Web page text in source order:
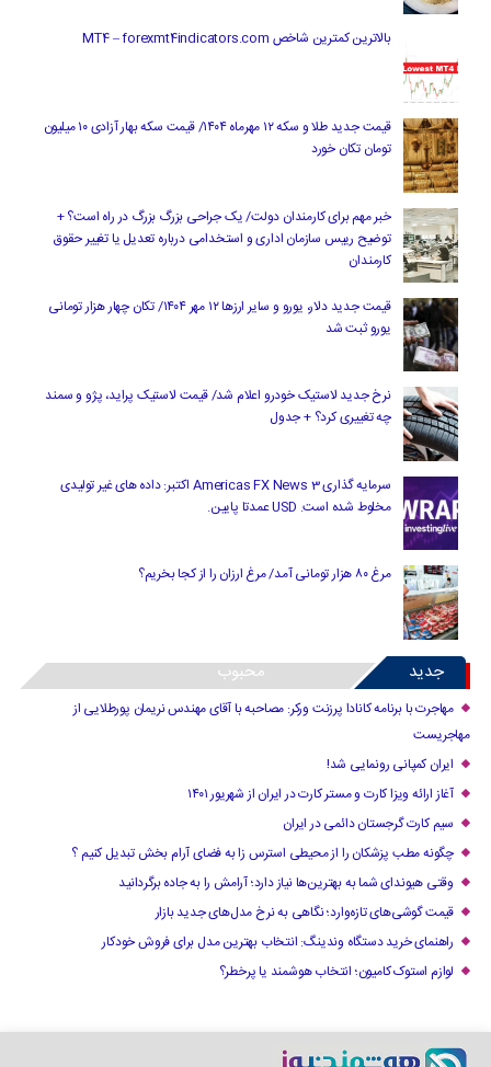
بالاترین کمترین شاخص MT4 – forexmt4indicators.com
قیمت جدید طلا و سکه ۱۲ مهرماه ۱۴۰۴/ قیمت سکه بهار آزادی ۱۰ میلیون
تومان تکان خورد
خبر مهم برای کارمندان دولت/ یک جراحی بزرگ بزرگ در راه است؟ +
توضیح رییس سازمان اداری و استخدامی درباره تعدیل یا تغییر حقوق
کارمندان
قیمت جدید دلار، یورو و سایر ارزها ۱۲ مهر ۱۴۰۴/ تکان چهار هزار تومانی
یورو ثبت شد
نرخ جدید لاستیک خودرو اعلام شد/ قیمت لاستیک پراید، پژو و سمند
چه تغییری کرد؟ + جدول
سرمایه گذاری Americas FX News 3 اکتبر: داده های غیر تولیدی
مخلوط شده است. USD عمدتا پایین.
مرغ ۸۰ هزار تومانی آمد/ مرغ ارزان را از کجا بخریم؟
جدید محبوب
مهاجرت با برنامه کانادا پرزنت ورکر: مصاحبه با آقای مهندس نریمان پورطلایی از
مهاجریست
ایران کمپانی رونمایی شد!
آغاز ارائه ویزا کارت و مستر کارت در ایران از شهریور ۱۴۰۱
سیم کارت گرجستان دائمی در ایران
چگونه مطب پزشکان را از محیطی استرس زا به فضای آرام بخش تبدیل کنیم ؟
وقتی هیوندای شما به بهترین‌ها نیاز دارد؛ آرامش را به جاده برگردانید
قیمت گوشی‌های تازه‌وارد؛ نگاهی به نرخ مدل‌های جدید بازار
راهنمای خرید دستگاه وندینگ: انتخاب بهترین مدل برای فروش خودکار
لوازم استوک کامیون؛ انتخاب هوشمند یا پرخطر؟